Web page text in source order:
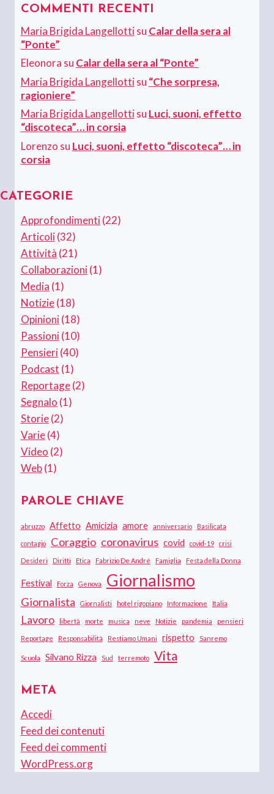
COMMENTI RECENTI
Maria Brigida Langellottisu Calar della sera al
“Ponte”
Eleonora su Calar della sera al “Ponte”
Maria Brigida Langellottisu “Che sorpresa,
ragioniere”
Maria Brigida Langellottisu Luci, suoni, effetto
“discoteca”… in corsia
Lorenzo su Luci, suoni, effetto “discoteca”… in
corsia
CATEGORIE
Approfondimenti(22)
Articoli(32)
Attività (21)
Collaborazioni(1)
Media (1)
Notizie(18)
Opinioni(18)
Passioni(10)
Pensieri(40)
Podcast (1)
Reportage(2)
Segnalo (1)
Storie(2)
Varie(4)
Video (2)
Web(1)
PAROLE CHIAVE
abruzzo Affetto Amicizia amore anniversario Basilicata
contagio Coraggio coronavirus covid covid-19 crisi
Desideri Diritti Etica Fabrizio De André Famiglia Festa della Donna
Festival Forza Genova Giornalismo
Giornalista Giornalisti hotel rigopiano Informazione Italia
Lavoro libertà morte musica neve Notizie pandemia pensieri
Reportage Responsabilità Restiamo Umani rispetto Sanremo
Scuola Silvano Rizza Sud terremoto Vita
META
Accedi
Feed dei contenuti
Feed dei commenti
WordPress.org